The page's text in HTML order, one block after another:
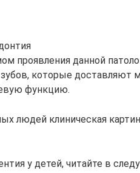
проявления данной
которые доставляют
функцию.
людей клиническая
у детей, читайте в